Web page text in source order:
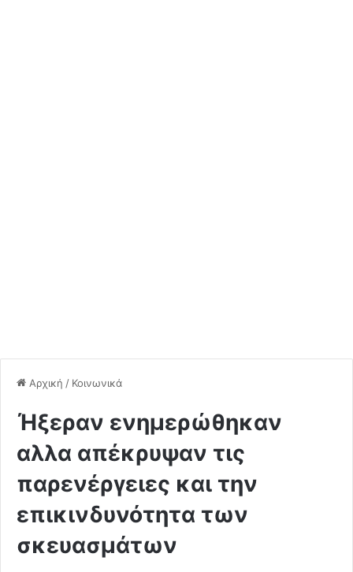
Αρχική / Κοινωνικά
Ήξεραν ενημερώθηκαν
αλλα απέκρυψαν τις
παρενέργειες και την
επικινδυνότητα των
σκευασμάτων